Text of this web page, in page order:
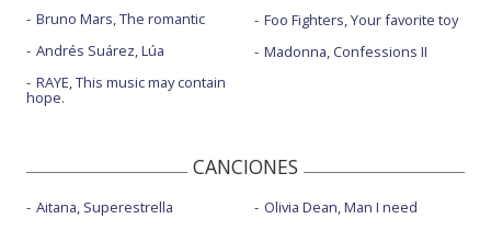
Bruno Mars, The romantic
Andrés Suárez, Lúa
RAYE, This music may contain
hope.
Foo Fighters, Your favorite toy
Madonna, Confessions II
CANCIONES
Aitana, Superestrella Olivia Dean, Man I need